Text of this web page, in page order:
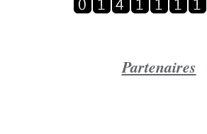
Partenaires